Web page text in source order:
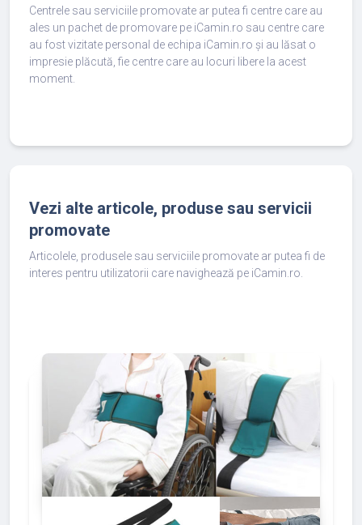
Centrele sau serviciile promovate ar putea fi centre care au
ales un pachet de promovare pe iCamin.ro sau centre care
au fost vizitate personal de echipa iCamin.ro și au lăsat o
impresie plăcută, fie centre care au locuri libere la acest
moment.
Vezi alte articole, produse sau servicii
promovate
Articolele, produsele sau serviciile promovate ar putea fi de
interes pentru utilizatorii care navighează pe iCamin.ro.